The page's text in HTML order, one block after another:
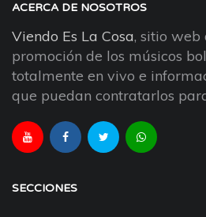
ACERCA DE NOSOTROS
Viendo Es La Cosa, sitio web
promoción de los músicos
totalmente en vivo e
que puedan contratarlos
SECCIONES